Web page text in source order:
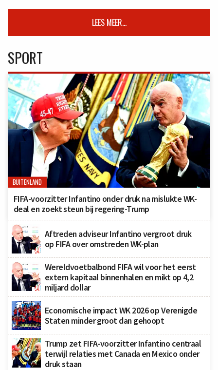
LEES MEER...
SPORT
BUITENLAND
FIFA-voorzitter Infantino onder druk na mislukte WK-
deal en zoekt steun bij regering-Trump
Aftreden adviseur Infantino vergroot druk
op FIFA over omstreden WK-plan
Wereldvoetbalbond FIFA wil voor het eerst
extern kapitaal binnenhalen en mikt op 4,2
miljard dollar
Economische impact WK 2026 op Verenigde
Staten minder groot dan gehoopt
Trump zet FIFA-voorzitter Infantino centraal
terwijl relaties met Canada en Mexico onder
druk staan